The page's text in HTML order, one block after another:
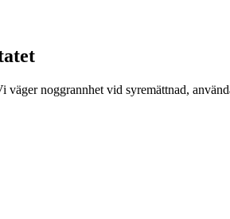
noggrannhet vid syremättnad,